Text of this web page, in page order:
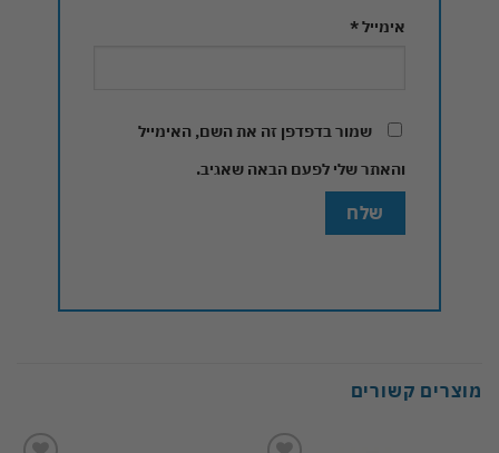
אימייל*
שמור בדפדפן זה את השם, האימייל
והאתר שלי לפעם הבאה שאגיב.
מוצרים קשורים